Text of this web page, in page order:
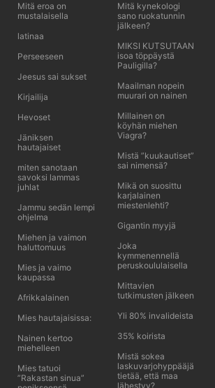
Mitä eroa on
mustalaisella
latinaa
Perseeseen
Jeesus sai sukset
Kirjailija
Hevoset
Jäniksen
hautajaiset
miten sanotaan
savoksi lammas
juhlat
Jammu sedän lempi
ohjelma
Miehen ja vaimon
haluttomuus
Mies ja vaimo
kaupassa
Afrikkalainen
Mies hautajaisissa:
Nainen kertoo
miehelleen
Mies tatuoi
”Rakastan sinua”
Mitä kynekologi
sano ruokatunnin
jälkeen?
MIKSI KUTSUTAAN
isoa töppäystä
Pauligilla?
Maailman nopein
muurari on nainen
Millainen on
köyhän miehen
Viagra?
Mistä ”kuukautiset”
sai nimensä?
Mikä on suosittu
karjalainen
miestenlehti?
Gigantin myyjä
Joka
kymmenennellä
peruskoululaisella
Mittavien
tutkimusten jälkeen
Yli 80% invalideista
35% koirista
Mistä sokea
laskuvarjohyppääjä
tietää, että maa
lähestyy?